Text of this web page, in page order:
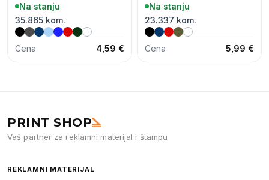
Na stanju
35.865 kom.
Cena 4,59 €
Na stanju
23.337 kom.
Cena 5,99 €
PRINT SHOP
Vaš partner za reklamni materijal i štampu
REKLAMNI MATERIJAL